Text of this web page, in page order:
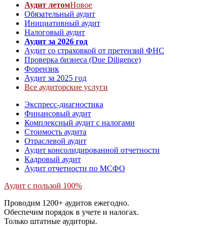
Аудит летомНовое
Обязательный аудит
Инициативный аудит
Налоговый аудит
Аудит за 2026 год
Аудит со страховкой от претензий ФНС
Проверка бизнеса (Due Diligence)
Форензик
Аудит за 2025 год
Все аудиторские услуги
Экспресс-диагностика
Финансовый аудит
Комплексный аудит с налогами
Стоимость аудита
Отраслевой аудит
Аудит консолидированной отчетности
Кадровый аудит
Аудит отчетности по МСФО
Аудит с пользой 100%
Проводим 1200+ аудитов ежегодно.
Обеспечим порядок в учете и налогах.
Только штатные аудиторы.